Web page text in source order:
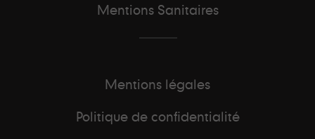
Mentions Sanitaires
Mentions légales
Politique de confidentialité